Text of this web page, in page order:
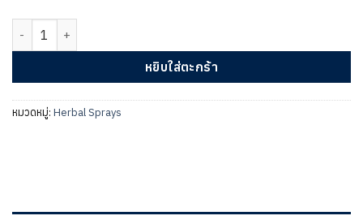
จำนวน HOM RAN JUAN COOL BODY SPRAY ชิ้น
หยิบใส่ตะกร้า
หมวดหมู่: Herbal Sprays